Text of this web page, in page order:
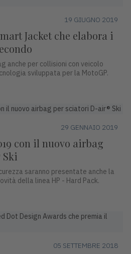
19 GIUGNO 2019
Jacket che elabora i
anche per collisioni con veicolo
sviluppata per la MotoGP.
29 GENNAIO 2019
con il nuovo airbag
saranno presentate anche la
della linea HP - Hard Pack.
05 SETTEMBRE 2018